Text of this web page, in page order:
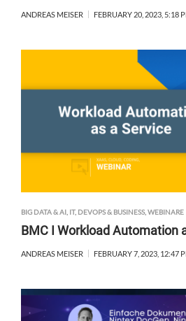
ANDREAS MEISER FEBRUARY 20, 2023, 5:18
BIG DATA & AI IT, DEVOPS & BUSINESS, WEBINARE
BMC I Workload Automation
ANDREAS MEISER FEBRUARY 7, 2023, 12:47